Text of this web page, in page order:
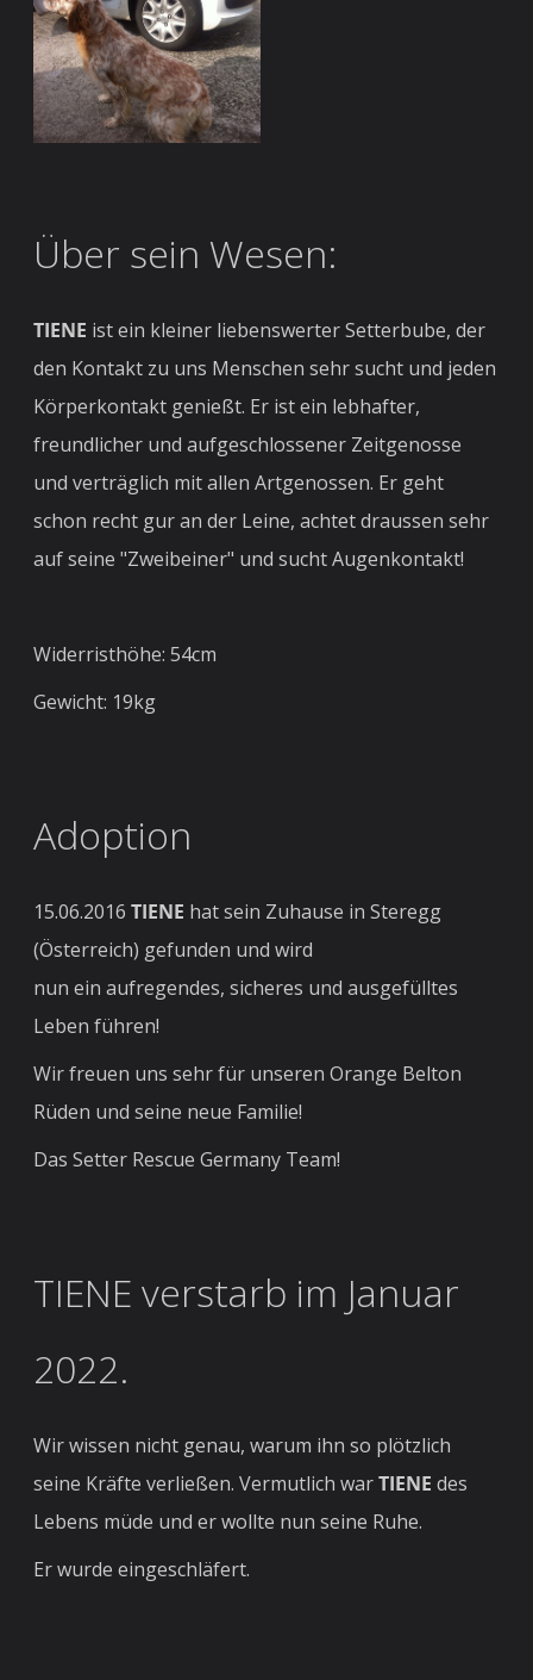
Über sein Wesen:
TIENE ist ein kleiner liebenswerter Setterbube, der
den Kontakt zu uns Menschen sehr sucht und jeden
Körperkontakt genießt. Er ist ein lebhafter,
freundlicher und aufgeschlossener Zeitgenosse
und verträglich mit allen Artgenossen. Er geht
schon recht gur an der Leine, achtet draussen sehr
auf seine "Zweibeiner" und sucht Augenkontakt!
Widerristhöhe: 54cm
Gewicht: 19kg
Adoption
15.06.2016TIENE hat sein Zuhause in Steregg
(Österreich) gefunden und wird
nun ein aufregendes, sicheres und ausgefülltes
Leben führen!
Wir freuen uns sehr für unseren Orange Belton
Rüden und seine neue Familie!
Das Setter Rescue Germany Team!
TIENE verstarb im Januar
2022.
Wir wissen nicht genau, warum ihn so plötzlich
seine Kräfte verließen. Vermutlich warTIENE des
Lebens müde und er wollte nun seine Ruhe.
Er wurde eingeschläfert.